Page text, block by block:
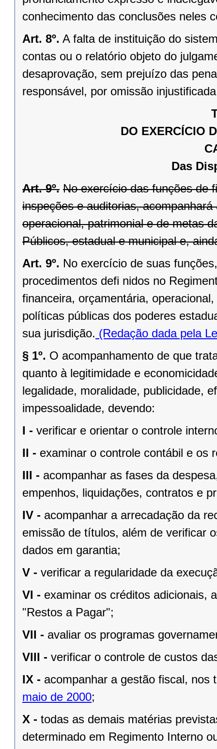
conhecimento das conclusões neles
Art. 8º. A falta de instituição do
contas ou o relatório objeto do
desaprovação, sem prejuízo das
responsável, por omissão
DO EXERCÍCIO
Das
Art. 9º. No exercício das funções de
inspeções e auditorias,
operacional, patrimonial e de metas
Públicos, estadual e municipal e,
Art. 9º. No exercício de suas
procedimentos defi nidos no
financeira, orçamentária,
políticas públicas dos poderes
sua jurisdição. (Redação dada pela
§ 1º. O acompanhamento de que
quanto à legitimidade e
legalidade, moralidade, publicidade,
impessoalidade, devendo:
I - verificar e orientar o controle
II - examinar o controle contábil e os
III - acompanhar as fases da
empenhos, liquidações, contratos e
IV - acompanhar a arrecadação da
emissão de títulos, além de verificar
dados em garantia;
V - verificar a regularidade da
VI - examinar os créditos adicionais,
"Restos a Pagar";
VII - avaliar os programas
VIII - verificar o controle de custos
IX - acompanhar a gestão fiscal, nos
maio de 2000;
X - todas as demais matérias
determinado em Regimento Interno